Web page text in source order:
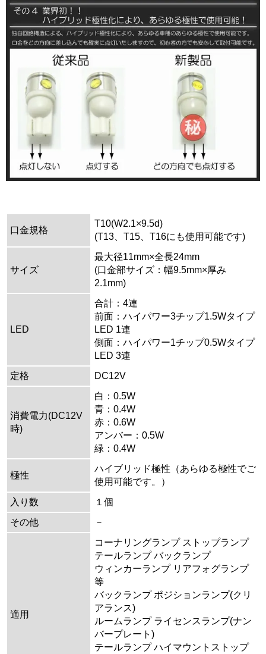
口金規格
T10(W2.1×9.5d)
(T13、T15、T16にも使用可能です)
サイズ
最大径11mm×全長24mm
(口金部サイズ：幅9.5mm×厚み
2.1mm)
LED
合計：4連
前面：ハイパワー3チップ1.5Wタイプ
LED 1連
側面：ハイパワー1チップ0.5Wタイプ
LED 3連
定格
DC12V
消費電力(DC12V
時)
白：0.5W
青：0.4W
赤：0.6W
アンバー：0.5W
緑：0.4W
極性
ハイブリッド極性（あらゆる極性でご
使用可能です。）
入り数
１個
その他
－
適用
コーナリングランプ ストップランプ
テールランプ バックランプ
ウィンカーランプ リアフォグランプ
等
バックランプ ポジションランプ(クリ
アランス)
ルームランプ ライセンスランプ(ナン
バープレート)
テールランプ ハイマウントストップ